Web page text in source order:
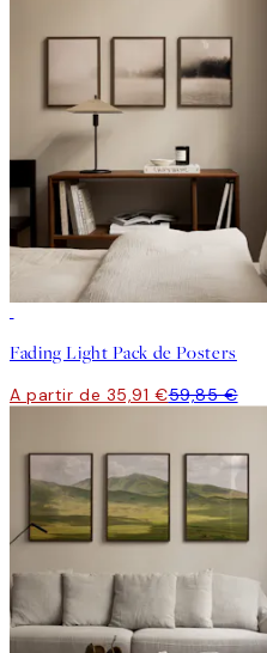
Fading Light Pack de Posters
A partir de 35,91 €59,85 €